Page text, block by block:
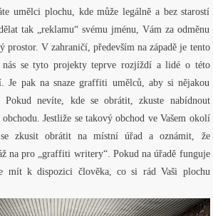
umělci plochu, kde může legálně a bez starostí
tak „reklamu“ svému jménu, Vám za odměnu
prostor. V zahraničí, především na západě je tento
se tyto projekty teprve rozjíždí a lidé o této
Je pak na snaze graffiti umělců, aby si nějakou
Pokud nevíte, kde se obrátit, zkuste nabídnout
Jestliže se takový obchod ve Vašem okolí
se zkusit obrátit na místní úřad a oznámit, že
na pro „graffiti writery“. Pokud na úřadě funguje
mít k dispozici člověka, co si rád Vaši plochu